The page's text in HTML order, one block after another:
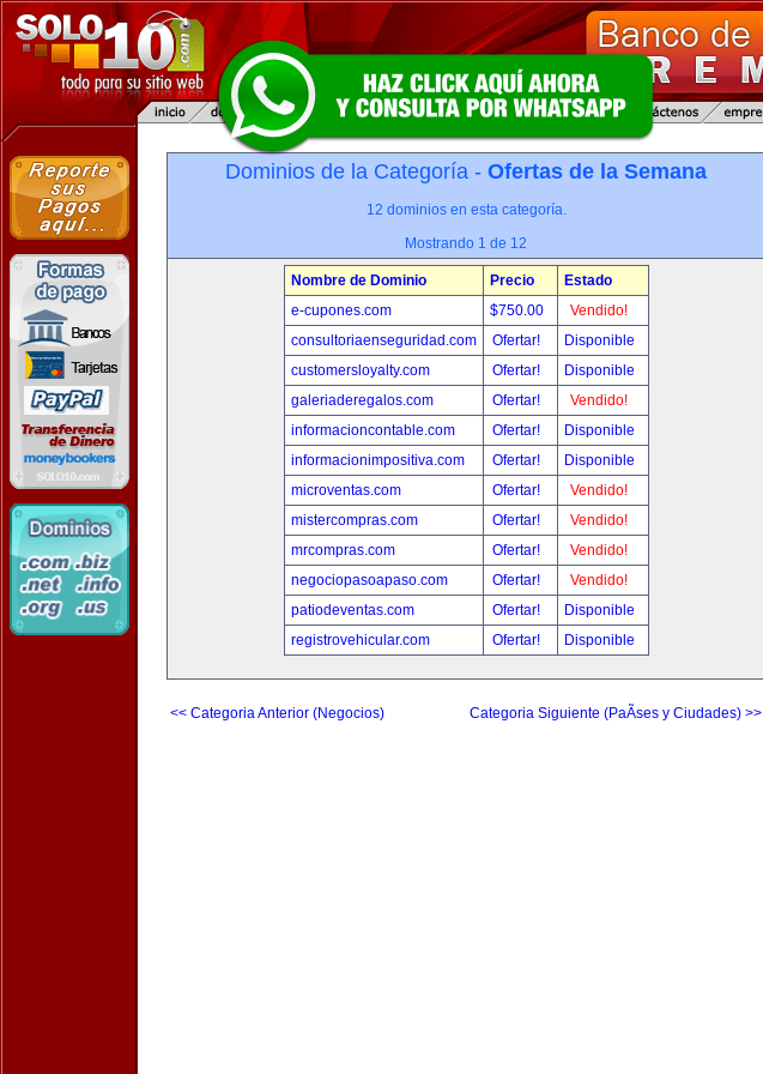
Dominios de la Categoría - Ofertas de la Semana
12 dominios en esta categoría.
Mostrando 1 de 12
Nombre de Dominio Precio
Estado
e-cupones.com
$750.00
Vendido!
consultoriaenseguridad.com
Ofertar!
Disponible
customersloyalty.com
Ofertar!
Disponible
galeriaderegalos.com
Ofertar!
Vendido!
informacioncontable.com
Ofertar!
Disponible
informacionimpositiva.com
Ofertar!
Disponible
microventas.com
Ofertar!
Vendido!
mistercompras.com
Ofertar!
Vendido!
mrcompras.com
Ofertar!
Vendido!
negociopasoapaso.com
Ofertar!
Vendido!
patiodeventas.com
Ofertar!
Disponible
registrovehicular.com
Ofertar! Disponible
<< Categoria Anterior (Negocios) Categoria Siguiente (PaÃ­ses y Ciudades) >>